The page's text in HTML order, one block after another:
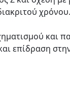
και
επίδραση